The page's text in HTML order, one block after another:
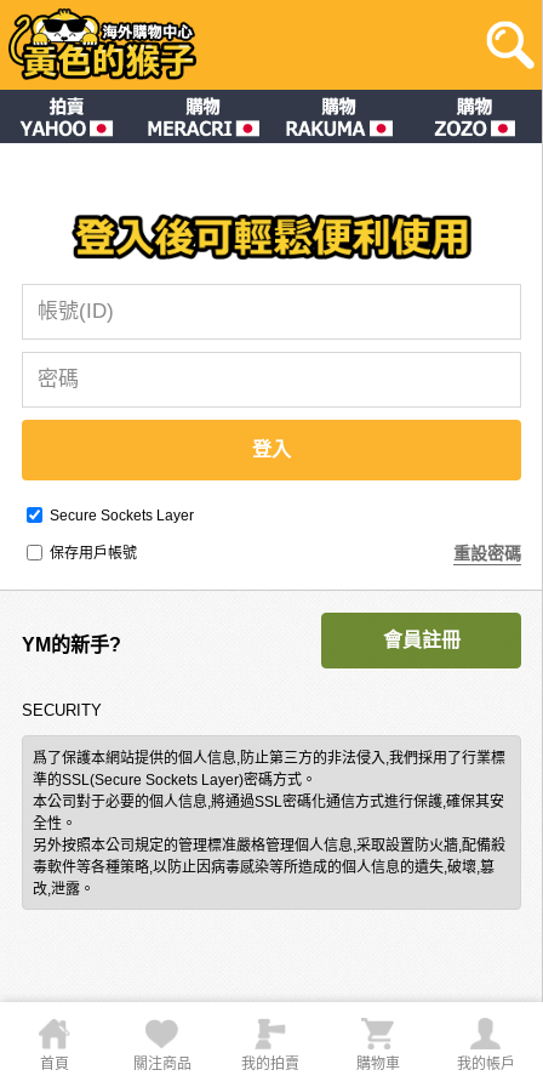
首頁 關注商品 我的拍賣 購物車 我的帳戶
登入
Secure Sockets Layer
保存用戶帳號 重設密碼
YM的新手? 會員註冊
SECURITY
爲了保護本網站提供的個人信息,防止第三方的非法侵入,我們採用了行業標
準的SSL(Secure Sockets Layer)密碼方式。
本公司對于必要的個人信息,將通過SSL密碼化通信方式進行保護,確保其安
全性。
另外按照本公司規定的管理標准嚴格管理個人信息,采取設置防火牆,配備殺
毒軟件等各種策略,以防止因病毒感染等所造成的個人信息的遺失,破壞,篡
改,泄露。